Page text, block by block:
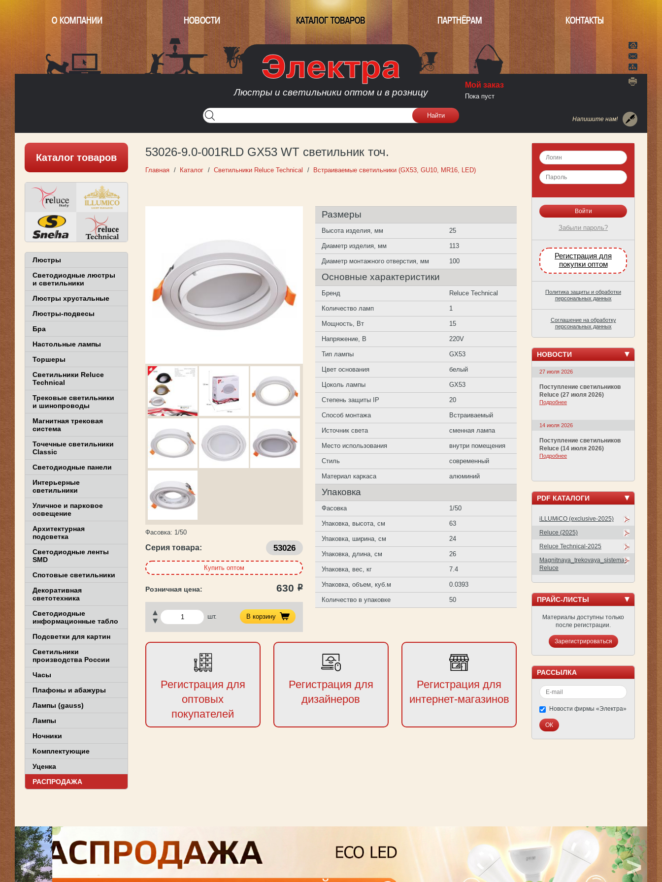
О КОМПАНИИ НОВОСТИ КАТАЛОГ ТОВАРОВ ПАРТНЁРАМ КОНТАКТЫ
Люстры и светильники оптом и в розницу
Написать нам
Карта
Напишите нам!
Мой заказ
Пока пуст
53026-9.0-001RLD GX53 WT светильник точ.
Главная Каталог Светильники Reluce Technical Встраиваемые светильники (GX53, GU10, MR16, LED)
Фасовка: 1/50
Серия товара: 53026
Купить оптом
630 Р
шт. В корзину
Размеры
Высота изделия, мм 25
Диаметр изделия, мм 113
Диаметр монтажного отверстия, мм 100
Основные характеристики
Бренд Reluce Technical
Количество ламп 1
Мощность, Вт 15
Напряжение, В 220V
Тип лампы GX53
Цвет основания белый
Цоколь лампы GX53
Степень защиты IP 20
Способ монтажа Встраиваемый
Источник света сменная лампа
Место использования внутри помещения
Стиль современный
Материал каркаса алюминий
Упаковка
Фасовка 1/50
Упаковка, высота, см 63
Упаковка, ширина, см 24
Упаковка, длина, см 26
Упаковка, вес, кг 7.4
Упаковка, объем, куб.м 0.0393
Количество в упаковке 50
Регистрация для
оптовых
покупателей
Регистрация для
дизайнеров
Регистрация для
интернет-магазинов
Каталог товаров
Люстры
Светодиодные люстры
и светильники
Люстры хрустальные
Люстры-подвесы
Бра
Настольные лампы
Торшеры
Светильники Reluce
Technical
Трековые светильники
и шинопроводы
Магнитная трековая
система
Точечные светильники
Classic
Светодиодные панели
Интерьерные
светильники
Уличное и парковое
освещение
Архитектурная
подсветка
Светодиодные ленты
SMD
Спотовые светильники
Декоративная
светотехника
Светодиодные
информационные табло
Подсветки для картин
Светильники
производства России
Часы
Плафоны и абажуры
Лампы (gauss)
Лампы
Ночники
Комплектующие
Уценка
РАСПРОДАЖА
Забыли пароль?
Регистрация для
покупки оптом
Политика защиты и обработки
персональных данных
Соглашение на обработку
персональных данных
НОВОСТИ
27 июля 2026
Поступление светильников
Reluce (27 июля 2026)
Подробнее
14 июля 2026
Поступление светильников
Reluce (14 июля 2026)
Подробнее
PDF КАТАЛОГИ
iLLUMiCO (exclusive-2025)
Reluce (2025)
Reluce Technical-2025
Magnitnaya_trekovaya_sistema-
Reluce
ПРАЙС-ЛИСТЫ
Материалы доступны только
после регистрации.
Зарегистрироваться
РАССЫЛКА
Новости фирмы «Электра»